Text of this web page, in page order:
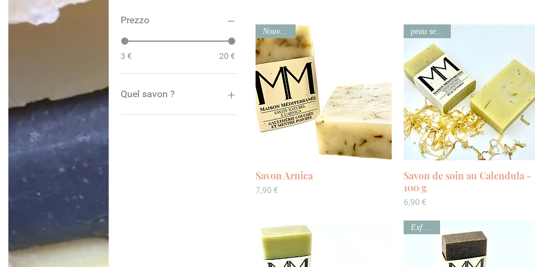
Prezzo
3 € 20 €
Quel savon ?
Avoine
Vista rapida
Nouveauté
Savon Arnica
Prezzo
7,90 €
Vista rapida
peau sensible
Savon de soin au Calendula -
100 g
Prezzo
6,90 €
Exfoliant